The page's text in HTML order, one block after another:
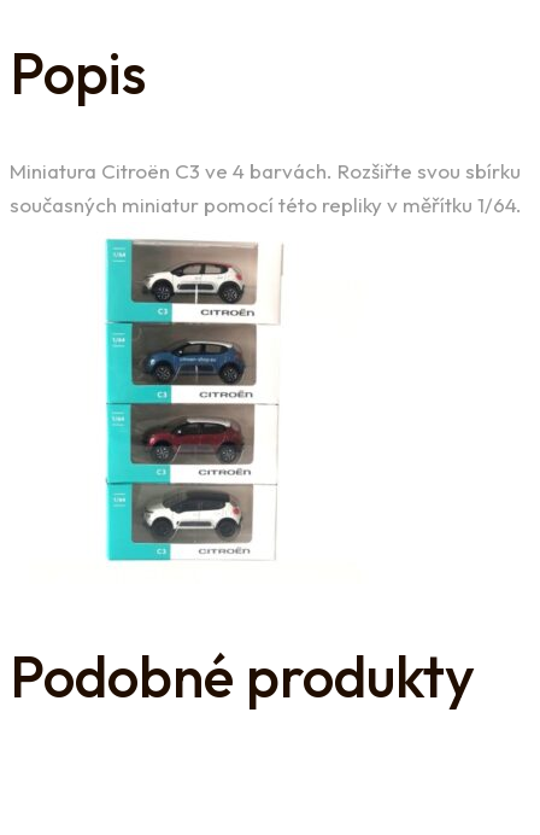
Popis
Miniatura Citroën C3 ve 4 barvách. Rozšiřte svou sbírku
současných miniatur pomocí této repliky v měřítku 1/64.
Podobné produkty